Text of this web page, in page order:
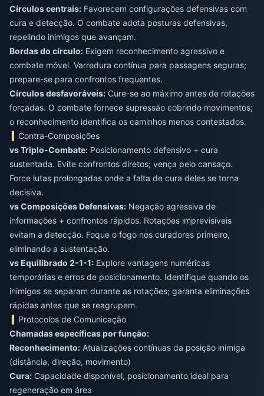
Círculos centrais: Favorecem configurações defensivas com
cura e detecção. O combate adota posturas defensivas,
Bordas do círculo: Exigem reconhecimento agressivo e
combate móvel. Varredura contínua para passagens seguras;
Círculos desfavoráveis: Cure-se ao máximo antes de rotações
forçadas. O combate fornece supressão cobrindo movimentos;
o reconhecimento identifica os caminhos menos contestados.
Contra-Composições
vs Triplo-Combate: Posicionamento defensivo + cura
sustentada. Evite confrontos diretos; vença pelo cansaço.
Force lutas prolongadas onde a falta de cura deles se torna
vs Composições Defensivas: Negação agressiva de
informações + confrontos rápidos. Rotações imprevisíveis
evitam a detecção. Foque o fogo nos curadores primeiro,
vs Equilibrado 2-1-1: Explore vantagens numéricas
temporárias e erros de posicionamento. Identifique quando os
inimigos se separam durante as rotações; garanta eliminações
rápidas antes que se reagrupem.
Protocolos de Comunicação
Chamadas específicas por função:
Reconhecimento: Atualizações contínuas da posição inimiga
(distância, direção, movimento)
Cura: Capacidade disponível, posicionamento ideal para
regeneração em área